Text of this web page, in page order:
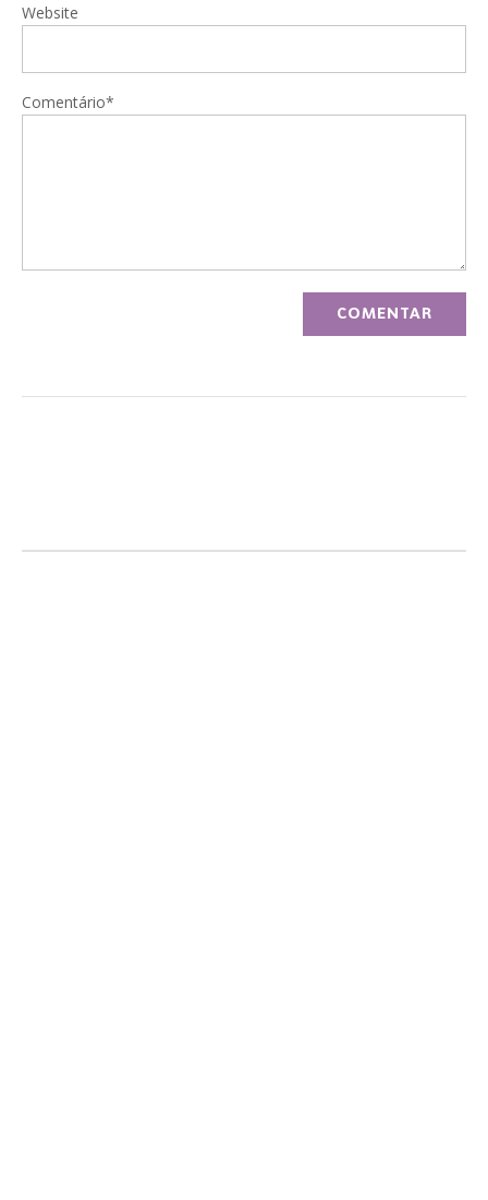
Website
Comentário*